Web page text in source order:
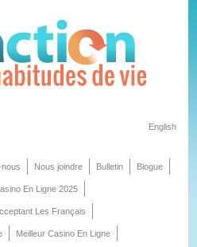
English
Nous joindre Bulletin Blogue
En Ligne 2025
Les Français
Meilleur Casino En Ligne